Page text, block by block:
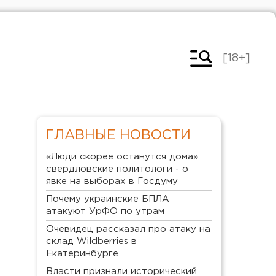
[18+]
ГЛАВНЫЕ НОВОСТИ
«Люди скорее останутся дома»:
свердловские политологи - о
явке на выборах в Госдуму
Почему украинские БПЛА
атакуют УрФО по утрам
Очевидец рассказал про атаку на
склад Wildberries в
Екатеринбурге
Власти признали исторический